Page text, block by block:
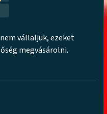
vállaljuk, ezeket
megvásárolni.